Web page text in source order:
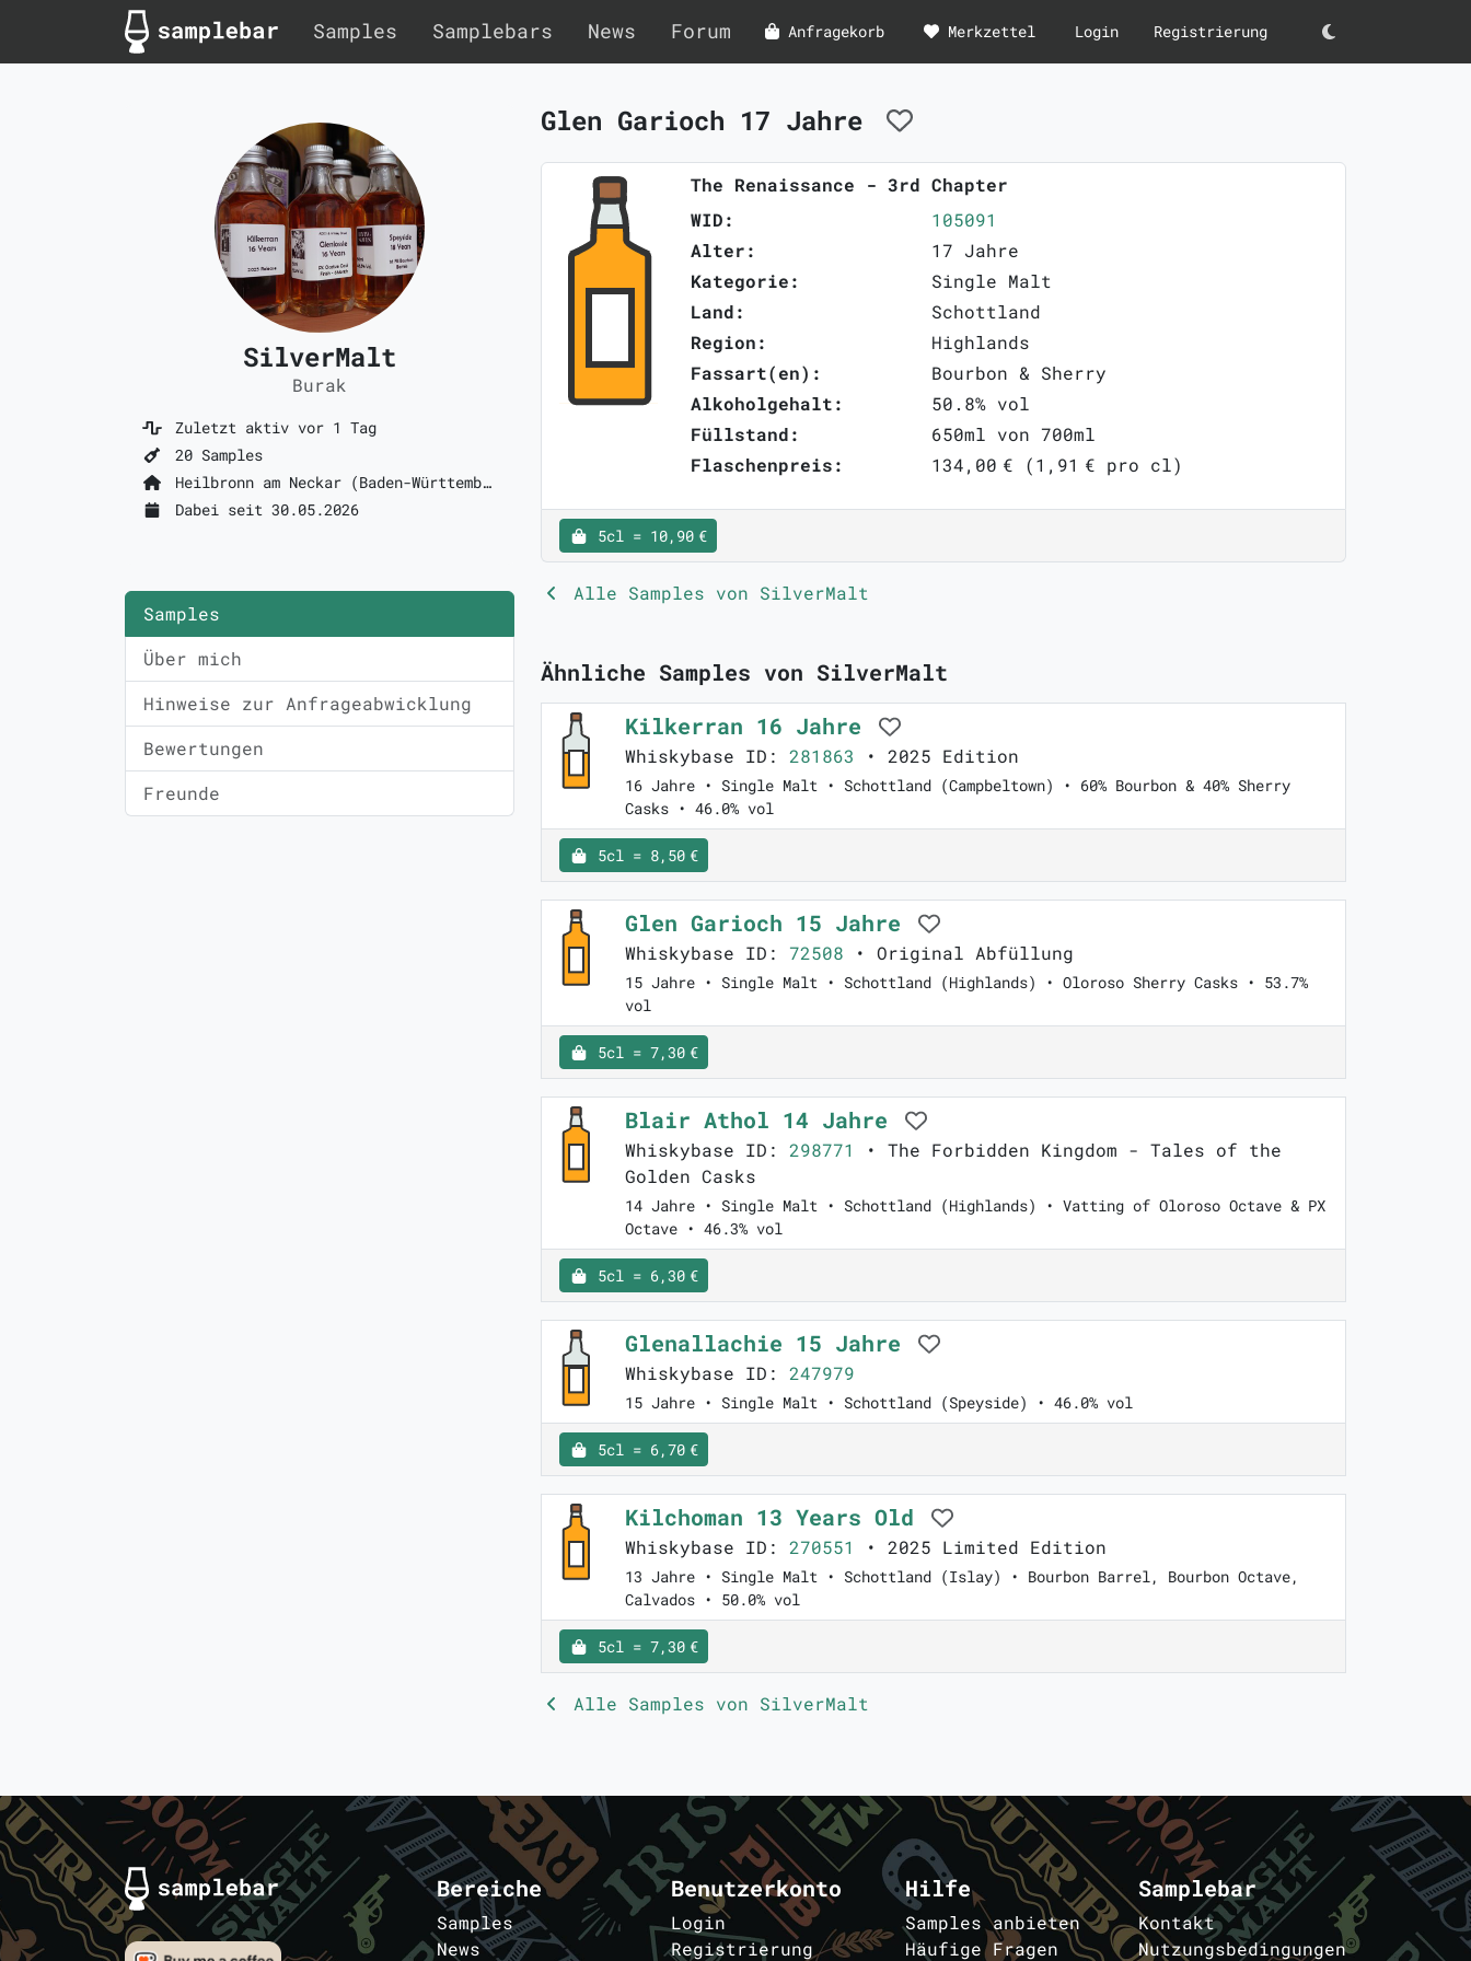
Samples Samplebars News Forum Anfragekorb Merkzettel Login Registrierung Darkmode
SilverMalt
Burak
Zuletzt aktiv vor 1 Tag
20 Samples
Heilbronn am Neckar (Baden-Württemberg)
Dabei seit 30.05.2026
Samples
Über mich
Hinweise zur Anfrageabwicklung
Bewertungen
Freunde
Glen Garioch 17 Jahre
The Renaissance - 3rd Chapter
WID:
105091
Alter:
17 Jahre
Kategorie:
Single Malt
Land:
Schottland
Region:
Highlands
Fassart(en):
Bourbon & Sherry
Alkoholgehalt:
50.8% vol
Füllstand:
650ml von 700ml
Flaschenpreis:
134,00 € (1,91 € pro cl)
5cl = 10,90 €
Alle Samples von SilverMalt
Ähnliche Samples von SilverMalt
Kilkerran 16 Jahre
Whiskybase ID: 281863 • 2025 Edition
16 Jahre • Single Malt • Schottland (Campbeltown) • 60% Bourbon & 40% Sherry
Casks • 46.0% vol
5cl = 8,50 €
Glen Garioch 15 Jahre
Whiskybase ID: 72508 • Original Abfüllung
15 Jahre • Single Malt • Schottland (Highlands) • Oloroso Sherry Casks • 53.7%
vol
5cl = 7,30 €
Blair Athol 14 Jahre
Whiskybase ID: 298771
• The Forbidden Kingdom - Tales of the
Golden Casks
14 Jahre • Single Malt • Schottland (Highlands) • Vatting of Oloroso Octave & PX
Octave • 46.3% vol
5cl = 6,30 €
Glenallachie 15 Jahre
Whiskybase ID: 247979
15 Jahre • Single Malt • Schottland (Speyside) • 46.0% vol
5cl = 6,70 €
Kilchoman 13 Years Old
Whiskybase ID: 270551 • 2025 Limited Edition
13 Jahre • Single Malt • Schottland (Islay) • Bourbon Barrel, Bourbon Octave,
Calvados • 50.0% vol
5cl = 7,30 €
Alle Samples von SilverMalt
Bereiche
Samples
News
Benutzerkonto
Login
Registrierung
Hilfe
Samples anbieten
Häufige Fragen
Samplebar
Kontakt
Nutzungsbedingungen